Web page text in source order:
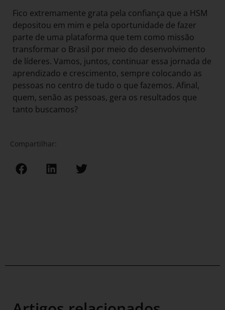
Fico extremamente grata pela confiança que a HSM
depositou em mim e pela oportunidade de fazer
parte de uma plataforma que tem como missão
transformar o Brasil por meio do desenvolvimento
de líderes. Vamos, juntos, continuar essa jornada de
aprendizado e crescimento, sempre colocando as
pessoas no centro de tudo o que fazemos. Afinal,
quem, senão as pessoas, gera os resultados que
tanto buscamos?
Compartilhar: